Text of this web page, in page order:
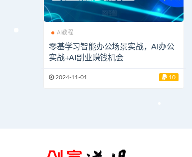
AI教程
零基学习智能办公场景实战，AI办公
实战+AI副业赚钱机会
2024-11-01 10